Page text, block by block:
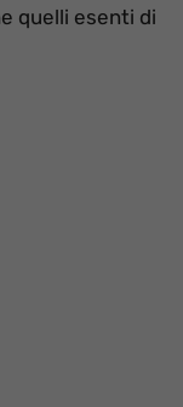
quelli esenti di